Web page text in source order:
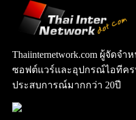
Thaiinternetwork.com ผู้จัดจ
ซอฟต์แวร์และอุปกรณ์ไอทีคร
ประสบการณ์มากกว่า 20ปี